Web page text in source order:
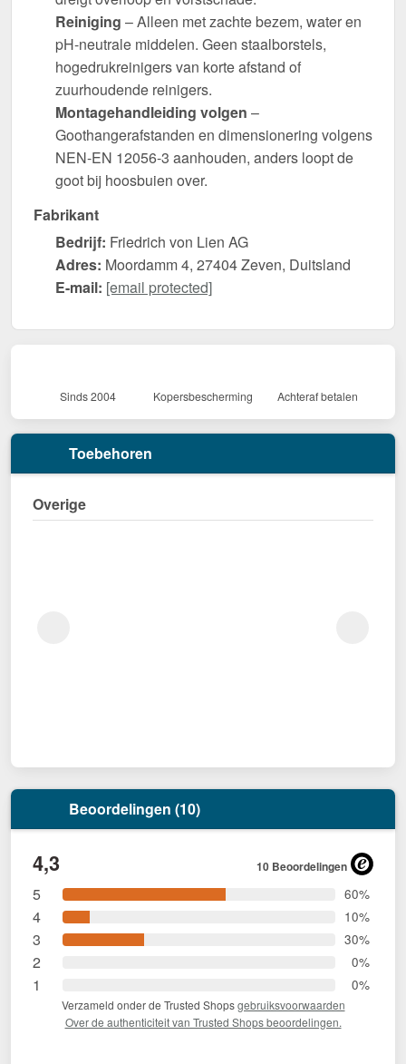
Reiniging – Alleen met zachte bezem, water en
pH-neutrale middelen. Geen staalborstels,
hogedrukreinigers van korte afstand of
zuurhoudende reinigers.
Montagehandleiding volgen –
Goothangerafstanden en dimensionering volgens
NEN-EN 12056-3 aanhouden, anders loopt de
goot bij hoosbuien over.
Fabrikant
Bedrijf: Friedrich von Lien AG
Adres: Moordamm 4, 27404 Zeven, Duitsland
E-mail: [email protected]
Sinds 2004 Kopersbescherming Achteraf betalen
Toebehoren
Overige
Beoordelingen (10)
4,3 10 Beoordelingen
5 60%
4 10%
3 30%
2 0%
1 0%
Verzameld onder de Trusted Shopsgebruiksvoorwaarden
Over de authenticiteit van Trusted Shops beoordelingen.